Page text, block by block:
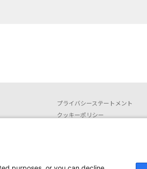
プライバシーステートメント
クッキーポリシー